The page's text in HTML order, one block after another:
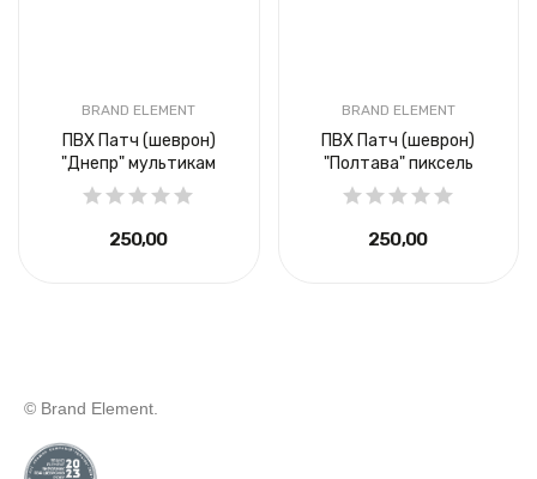
BRAND ELEMENT
ПВХ Патч (шеврон)
"Днепр" мультикам
250,00 ₴
BRAND ELEMENT
ПВХ Патч (шеврон)
"Полтава" пиксель
250,00 ₴
© Brand Element.